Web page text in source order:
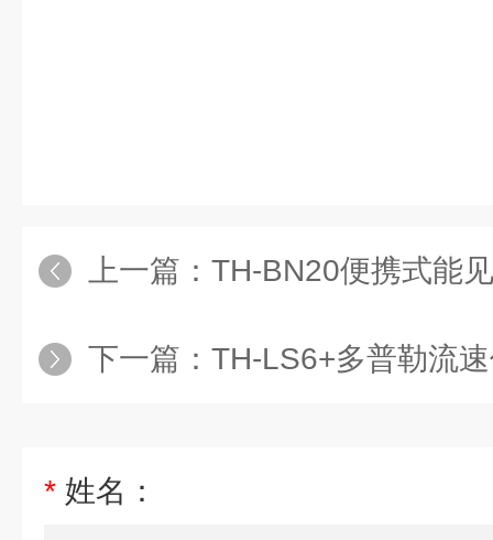
上一篇： TH-BN20便携式能
下一篇： TH-LS6+多普勒流
* 姓名：